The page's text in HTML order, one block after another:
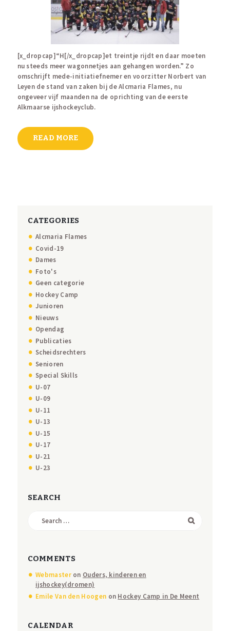
[x_dropcap]“H[/x_dropcap]et treintje rijdt en daar moeten
nu steeds meer wagonnetjes aan gehangen worden.” Zo
omschrijft mede-initiatiefnemer en voorzitter Norbert van
Leyen de stand van zaken bij de Alcmaria Flames, nu
ongeveer vijf maanden na de oprichting van de eerste
Alkmaarse ijshockeyclub.
READ MORE
CATEGORIES
Alcmaria Flames
Covid-19
Dames
Foto's
Geen categorie
Hockey Camp
Junioren
Nieuws
Opendag
Publicaties
Scheidsrechters
Senioren
Special Skills
U-07
U-09
U-11
U-13
U-15
U-17
U-21
U-23
SEARCH
COMMENTS
Webmasteron Ouders, kinderen en
ijshockey(dromen)
Emile Van den Hoogen on Hockey Camp in De Meent
CALENDAR